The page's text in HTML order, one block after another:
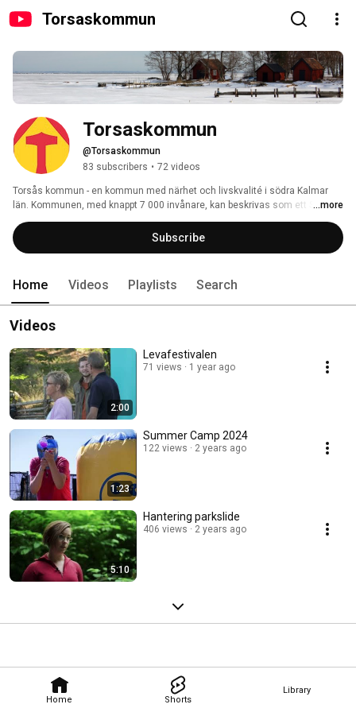
Torsaskommun
Home Shorts
Library
Torsaskommun
@Torsaskommun
83 subscribers • 72 videos
Torsås kommun - en kommun med närhet och livskvalité i södra Kalmar
län. Kommunen, med knappt 7 000 invånare, kan beskrivas som ett Sverige
i miniatyr. Här finns havet, kusten, stränderna, slättlandet, sjöarna och
skogarna. Näringslivet domineras av tillverkningsindustrin men har också
en stor potential inom besöksnäring och andra områden.
...more
Subscribe
Home Videos Playlists Search
Videos
2:00
Levafestivalen
71 views 1 year ago
1:23
Summer Camp 2024
122 views 2 years ago
5:10
Hantering parkslide
406 views 2 years ago